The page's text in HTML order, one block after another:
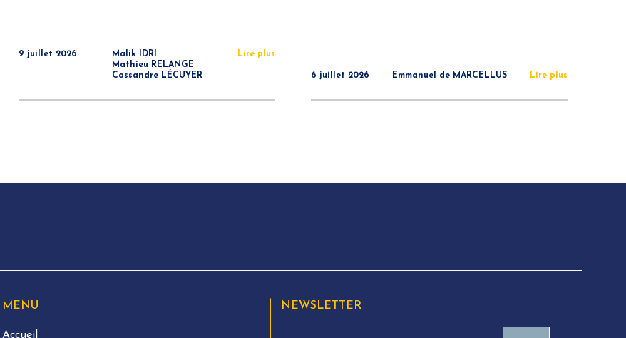
9 juillet 2026
Malik IDRI
Mathieu RELANGE
Cassandre LÉCUYER
Lire plus
6 juillet 2026 Emmanuel de MARCELLUS Lire plus
MENU
Accueil
NEWSLETTER